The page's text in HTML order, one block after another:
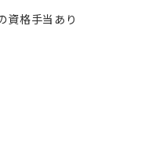
資格手当あり